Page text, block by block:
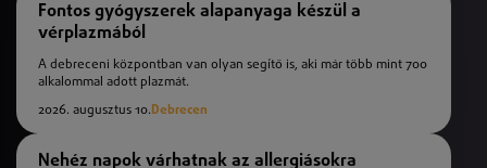
Fontos gyógyszerek alapanyaga készül a
vérplazmából
A debreceni központban van olyan segítő is, aki már több mint 700
alkalommal adott plazmát.
2026. augusztus 10.Debrecen
Nehéz napok várhatnak az allergiásokra